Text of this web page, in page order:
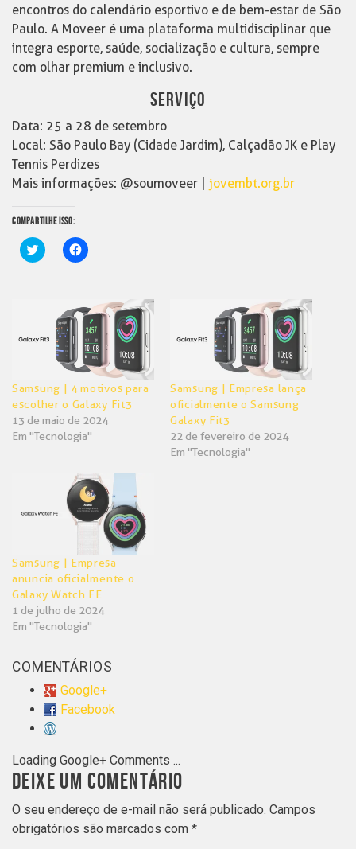
encontros do calendário esportivo e de bem-estar de São
Paulo. A Moveer é uma plataforma multidisciplinar que
integra esporte, saúde, socialização e cultura, sempre
com olhar premium e inclusivo.
SERVIÇO
Data: 25 a 28 de setembro
Local: São Paulo Bay (Cidade Jardim), Calçadão JK e Play
Tennis Perdizes
Mais informações: @soumoveer | jovembt.org.br
COMPARTILHE ISSO:
Clique
para
janela)
Clique
para
nova
janela)
Samsung | 4 motivos para
escolher o Galaxy Fit3
13 de maio de 2024
Em "Tecnologia"
Samsung | Empresa lança
oficialmente o Samsung
Galaxy Fit3
22 de fevereiro de 2024
Em "Tecnologia"
Samsung | Empresa
anuncia oficialmente o
Galaxy Watch FE
1 de julho de 2024
Em "Tecnologia"
COMENTÁRIOS
Google+
Facebook
Loading Google+ Comments ...
DEIXE UM COMENTÁRIO
O seu endereço de e-mail não será publicado. Campos
obrigatórios são marcados com *